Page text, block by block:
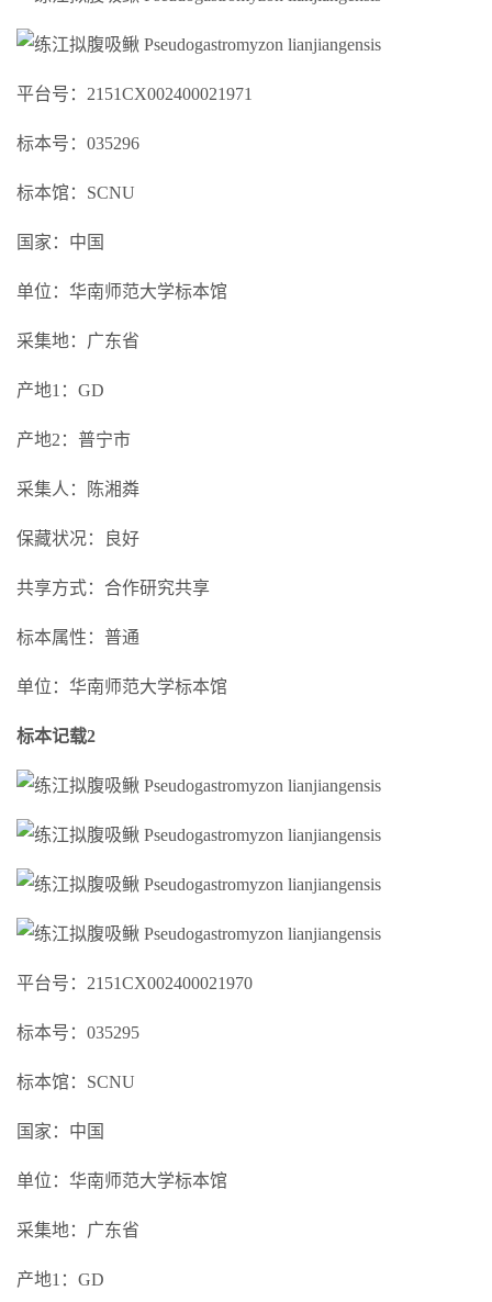
平台号：2151CX002400021971
标本号：035296
标本馆：SCNU
国家：中国
单位：华南师范大学标本馆
采集地：广东省
产地1：GD
产地2：普宁市
采集人：陈湘粦
保藏状况：良好
共享方式：合作研究共享
标本属性：普通
单位：华南师范大学标本馆
标本记载2
平台号：2151CX002400021970
标本号：035295
标本馆：SCNU
国家：中国
单位：华南师范大学标本馆
采集地：广东省
产地1：GD